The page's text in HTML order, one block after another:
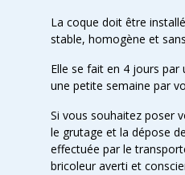
La coque doit être
stable, homogène et
Elle se fait en 4 jours
une petite semaine par
Si vous souhaitez poser
le grutage et la dépose
effectuée par le
bricoleur averti et